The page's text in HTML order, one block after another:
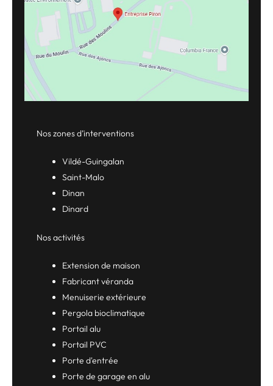
Nos zones d’interventions
Vildé-Guingalan
Saint-Malo
Dinan
Dinard
Nos activités
Extension de maison
Fabricant véranda
Menuiserie extérieure
Pergola bioclimatique
Portail alu
Portail PVC
Porte d'entrée
Porte de garage en alu